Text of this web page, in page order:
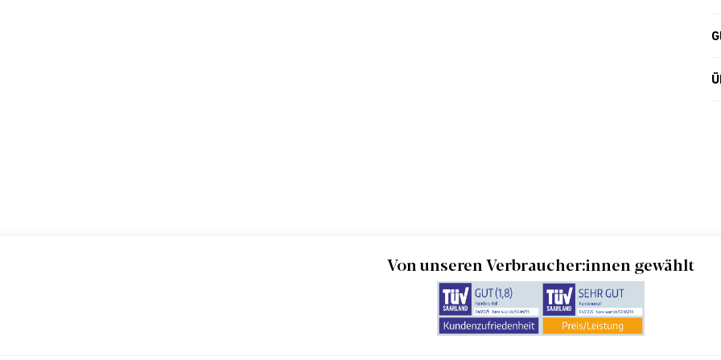
Von unseren Verbraucher:innen gewählt